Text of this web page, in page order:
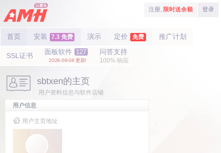
注册, 限时送余额 登录
首页 安装 7.3 免费 演示 定价 免费 推广计划
SSL证书 面板软件 127
2026-08-08 更新!
问答支持
100% 响应
sbtxen的主页
用户资料信息与软件店铺
用户信息
用户主页地址